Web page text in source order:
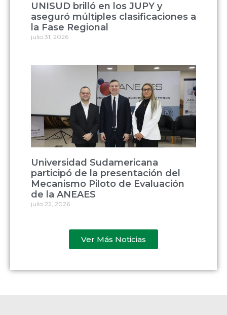
UNISUD brilló en los JUPY y
aseguró múltiples clasificaciones a
la Fase Regional
julio 31, 2026
Universidad Sudamericana
participó de la presentación del
Mecanismo Piloto de Evaluación
de la ANEAES
julio 22, 2026
Ver Más Noticias